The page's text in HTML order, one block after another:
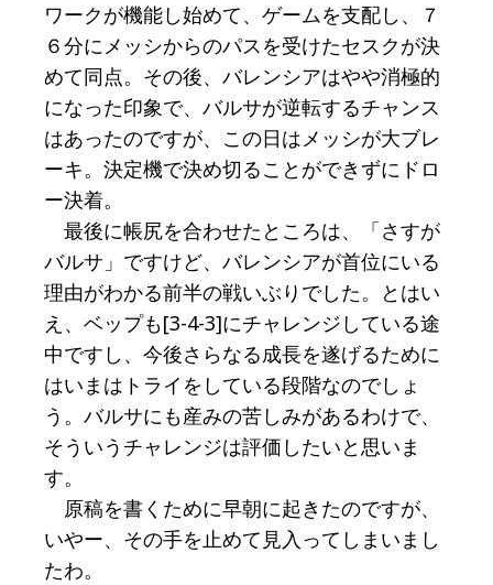
ワークが機能し始めて、ゲームを支配し、７
６分にメッシからのパスを受けたセスクが決
めて同点。その後、バレンシアはやや消極的
になった印象で、バルサが逆転するチャンス
はあったのですが、この日はメッシが大ブレ
ーキ。決定機で決め切ることができずにドロ
ー決着。
最後に帳尻を合わせたところは、「さすが
バルサ」ですけど、バレンシアが首位にいる
理由がわかる前半の戦いぶりでした。とはい
え、ベップも[3-4-3]にチャレンジしている途
中ですし、今後さらなる成長を遂げるために
はいまはトライをしている段階なのでしょ
う。バルサにも産みの苦しみがあるわけで、
そういうチャレンジは評価したいと思いま
す。
原稿を書くために早朝に起きたのですが、
いやー、その手を止めて見入ってしまいまし
たわ。